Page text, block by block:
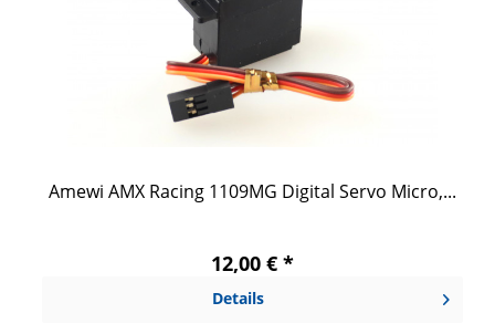
Amewi AMX Racing 1109MG Digital Servo Micro,...
12,00 € *
Details